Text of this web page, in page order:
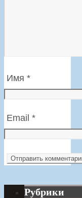
Имя *
Email *
Рубрики